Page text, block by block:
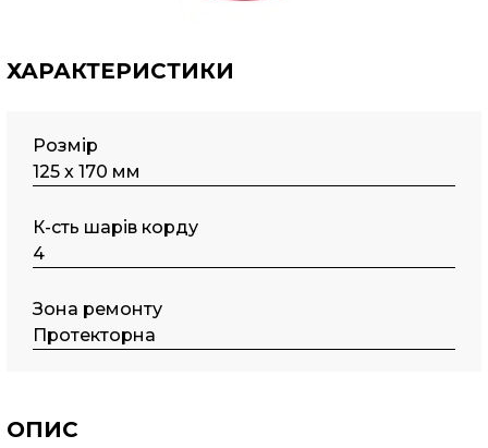
ХАРАКТЕРИСТИКИ
Розмір
125 х 170 мм
К-сть шарів корду
4
Зона ремонту
Протекторна
ОПИС